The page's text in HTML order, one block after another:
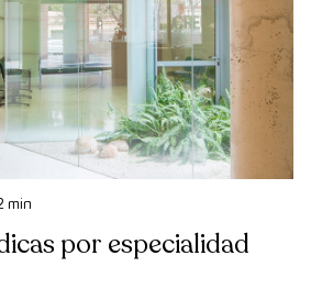
min
por especialidad